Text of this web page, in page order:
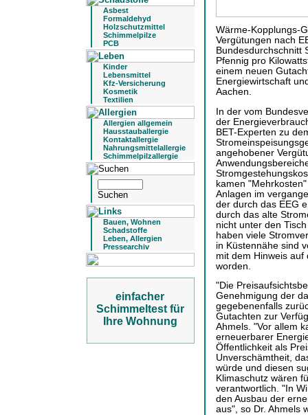
Asbest
Formaldehyd
Holzschutzmittel
Schimmelpilze
PCB
Kinder
Lebensmittel
Kfz-Versicherung
Kosmetik
Textilien
Allergien allgemein
Hausstauballergie
Kontaktallergie
Nahrungsmittelallergie
Schimmelpilzallergie
Bauen, Wohnen
Schadstoffe
Leben, Allergien
Pressearchiv
einfacher
Schimmeltest für
Ihre Wohnung
Wärme-Kopplungs-
Vergütungen nach
Bundesdurchschnitt
Pfennig pro
einem neuen
Energiewirtschaft
Aachen.
In der vom
der
BET-Experten zu
angehobener
kamen
Anlagen im
der durch das EEG
durch das alte
nicht unter den
haben viele
in Küstennähe sind
mit dem Hinweis
worden.
"Die
Genehmigung der
gegebenenfalls
Gutachten zur
Ahmels. "Vor allem
erneuerbarer
Öffentlichkeit als
Unverschämtheit,
würde und diesen
Klimaschutz wären
verantwortlich. "In
den Ausbau der
aus", so Dr. Ahmels